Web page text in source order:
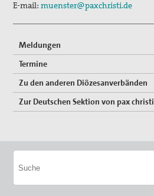
Suche
E-mail:muenster@paxchristi.de
Meldungen
Termine
Zu den anderen Diözesanverbänden
Zur Deutschen Sektion von pax christi